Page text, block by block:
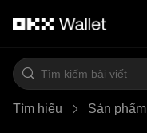
Tìm hiểu Sản phẩm